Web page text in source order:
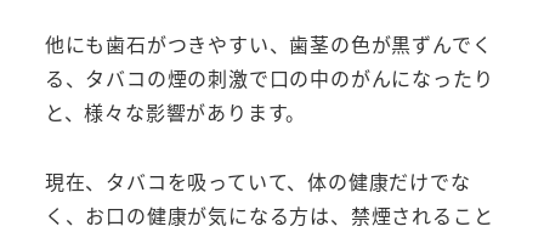
他にも歯石がつきやすい、歯茎の色が黒ずんでく
る、タバコの煙の刺激で口の中のがんになったり
と、様々な影響があります。
現在、タバコを吸っていて、体の健康だけでな
く、お口の健康が気になる方は、禁煙されること